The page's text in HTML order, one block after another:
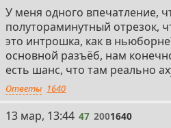
У меня одного впечатление,
полутораминутный отрезок,
это интрошка, как в
основной разъёб, нам
есть шанс, что там реально
Ответы 1640
47
13 мар, 13:44 47 2001640